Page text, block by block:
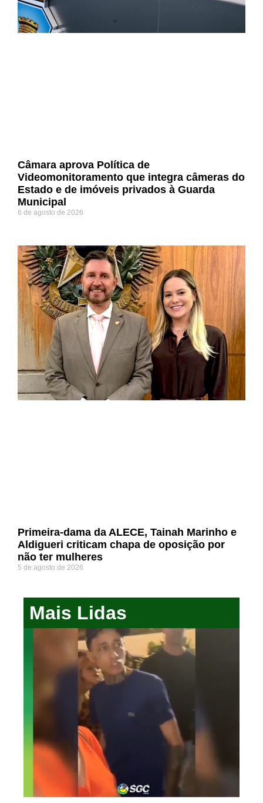
Câmara aprova Política de
Videomonitoramento que integra câmeras do
Estado e de imóveis privados à Guarda
Municipal
6 de agosto de 2026
Primeira-dama da ALECE, Tainah Marinho e
Aldigueri criticam chapa de oposição por
não ter mulheres
5 de agosto de 2026
Mais Lidas